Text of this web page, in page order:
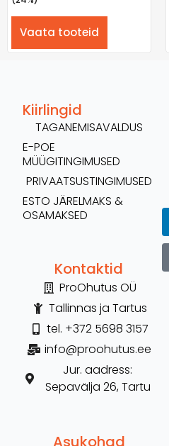
Vaata tooteid
Kontaktid
ProOhutus OÜ
Tallinnas ja Tartus
tel. +372 5698 3157
info@proohutus.ee
Jur. aadress:
Sepavälja 26, Tartu
Kiirlingid
TAGANEMISAVALDUS
E-POE
MÜÜGITINGIMUSED
PRIVAATSUSTINGIMUSED
ESTO JÄRELMAKS &
OSAMAKSED
Asukohad